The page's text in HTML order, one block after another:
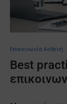
Επικοινωνία Ασθενή
Best